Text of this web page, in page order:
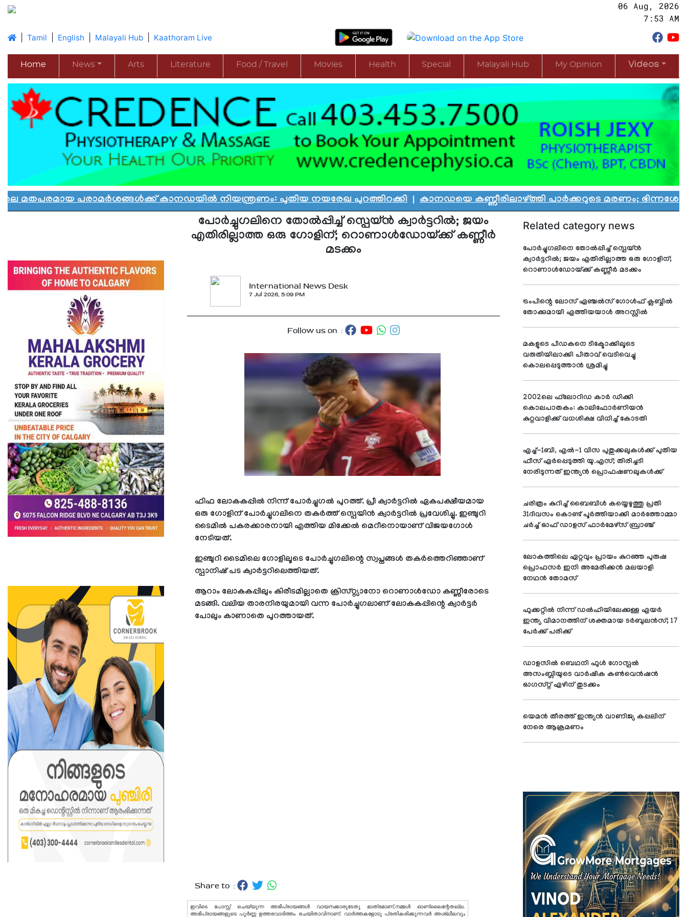
06 Aug, 2026
7:53 AM
|Tamil English Malayali Hub Kaathoram Live
Home News Arts Literature Food / Travel Movies Health Special Malayali Hub My Opinion Videos
പരാമർശങ്ങൾക്ക് കാനഡയിൽ നിയന്ത്രണം: പുതിയ നയരേഖ പുറത്തിറക്കി|കാനഡയെ കണ്ണീരിലാഴ്ത്തി പാർക്കറുടെ മരണം; ഭിന്നശേഷി
പോര്‍ച്ചുഗലിനെ തോല്‍പ്പിച്ച് സ്പെയ്ന്‍ ക്വാര്‍ട്ടറില്‍; ജയം
എതിരില്ലാത്ത ഒരു ഗോളിന്; റൊണാള്‍ഡോയ്ക്ക് കണ്ണീര്‍
മടക്കം
International News Desk
7 Jul 2026, 5:09 PM
Follow us on :
ഫിഫ ലോകകപ്പില്‍ നിന്ന് പോര്‍ച്ചുഗല്‍ പുറത്ത്. പ്രീ ക്വാര്‍ട്ടറില്‍ ഏകപക്ഷീയമായ
ഒരു ഗോളിന് പോര്‍ച്ചുഗലിനെ തകര്‍ത്ത് സ്പെയിന്‍ ക്വാര്‍ട്ടറില്‍ പ്രവേശിച്ചു. ഇഞ്ചുറി
ടൈമില്‍ പകരക്കാരനായി എത്തിയ മിക്കേല്‍ മെറീനൊയാണ് വിജയഗോള്‍
നേടിയത്.
ഇഞ്ചുറി ടൈമിലെ ഗോളിലൂടെ പോര്‍ച്ചുഗലിന്റെ സ്വപ്നങ്ങള്‍ തകര്‍ത്തെറിഞ്ഞാണ്
സ്പാനിഷ് പട ക്വാര്‍ട്ടറിലെത്തിയത്.
ആറാം ലോകകപ്പിലും കിരീടമില്ലാതെ ക്രിസ്റ്റ്യാനോ റൊണാള്‍ഡോ കണ്ണീരോടെ
മടങ്ങി. വലിയ താരനിരയുമായി വന്ന പോര്‍ച്ചുഗലാണ് ലോകകപ്പിന്റെ ക്വാര്‍ട്ടര്‍
പോലും കാണാതെ പുറത്തായത്.
Share to :
ഇവിടെ പോസ്റ്റ് ചെയ്യുന്ന അഭിപ്രായങ്ങള്‍ വായനക്കാരുടേതു മാത്രമാണ്,നമ്മൾ ഓണ്ലൈന്റേതല്ല.
അഭിപ്രായങ്ങളുടെ പൂർണ്ണ ഉത്തരവാദിത്തം രചയിതാവിനാണ്. വാര്‍ത്തകളോടു പ്രതികരിക്കുന്നവര്‍ അശ്ലീലവും
Related category news
പോര്‍ച്ചുഗലിനെ തോല്‍പ്പിച്ച് സ്പെയ്ന്‍
ക്വാര്‍ട്ടറില്‍; ജയം എതിരില്ലാത്ത ഒരു ഗോളിന്;
റൊണാള്‍ഡോയ്ക്ക് കണ്ണീര്‍ മടക്കം
ട്രംപിന്റെ ലോസ് ഏഞ്ചല്‍സ് ഗോള്‍ഫ് ക്ലബ്ബില്‍
തോക്കുമായി എത്തിയയാള്‍ അറസ്റ്റില്‍
മകളുടെ പീഡകനെ ടിക്ടോക്കിലൂടെ
വരുതിയിലാക്കി പിതാവ് വെടിവെച്ചു
കൊലപ്പെടുത്താന്‍ ശ്രമിച്ചു
2002ലെ ഫ്‌ലോറിഡ കാര്‍ ഡിക്കി
കൊലപാതകം: കാലിഫോര്‍ണിയന്‍
കുറ്റവാളിക്ക് വധശിക്ഷ വിധിച്ച് കോടതി
എച്ച്-1ബി, എല്‍-1 വിസ പുതുക്കലുകള്‍ക്ക് പുതിയ
ഫീസ് ഏര്‍പ്പെടുത്തി യു.എസ്; തിരിച്ചടി
നേരിടുന്നത് ഇന്ത്യന്‍ പ്രൊഫഷണലുകള്‍ക്ക്
ചരിത്രം കുറിച്ച് ബൈബിള്‍ കയ്യെഴുത്തു പ്രതി
31ദിവസം കൊണ്ട് പൂര്‍ത്തിയാക്കി മാര്‍ത്തോമ്മാ
ചര്‍ച്ച് ഓഫ് ഡാളസ് ഫാര്‍മേഴ്സ് ബ്രാഞ്ച്
ലോകത്തിലെ ഏറ്റവും പ്രായം കുറഞ്ഞ പുരുഷ
പ്രൊഫസര്‍ ഇനി അമേരിക്കന്‍ മലയാളി
നേഥന്‍ തോമസ്
ഫുക്കറ്റില്‍ നിന്ന് ഡല്‍ഹിയിലേക്കുള്ള എയര്‍
ഇന്ത്യ വിമാനത്തിന് ശക്തമായ ടര്‍ബുലന്‍സ്; 17
പേര്‍ക്ക് പരിക്ക്
ഡാളസില്‍ ബെഥനി ഫുള്‍ ഗോസ്പല്‍
അസംബ്ലിയുടെ വാര്‍ഷിക കണ്‍വെന്‍ഷന്‍
ഓഗസ്റ്റ് ഏഴിന് തുടക്കം
യെമന്‍ തീരത്ത് ഇന്ത്യന്‍ വാണിജ്യ കപ്പലിന്
നേരെ ആക്രമണം